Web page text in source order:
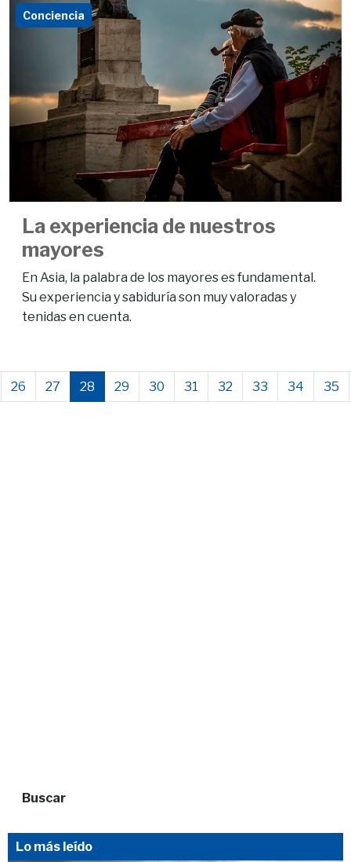
Conciencia
La experiencia de nuestros
mayores
En Asia, la palabra de los mayores es fundamental.
Su experiencia y sabiduría son muy valoradas y
tenidas en cuenta.
26 27 28 29 30 31 32 33 34 35
Buscar
Lo más leído